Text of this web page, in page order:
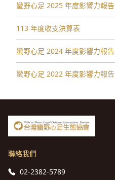
蠻野心足 2025 年度影響力報告
113 年度收支決算表
蠻野心足 2024 年度影響力報告
蠻野心足 2022 年度影響力報告
聯絡我們
02-2382-5789